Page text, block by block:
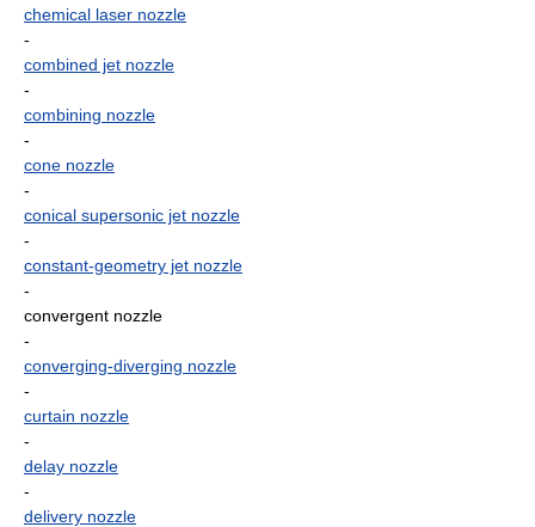
chemical laser nozzle
-
combined jet nozzle
-
combining nozzle
-
cone nozzle
-
conical supersonic jet nozzle
-
constant-geometry jet nozzle
-
convergent nozzle
-
converging-diverging nozzle
-
curtain nozzle
-
delay nozzle
-
delivery nozzle